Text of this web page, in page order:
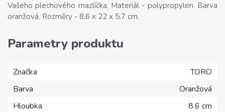
Vašeho plechového mazlíčka. Materiál - polypropylen. Barva
oranžová. Rozměry - 8,6 x 22 x 5,7 cm.
Parametry produktu
Značka
TORO
Barva
Oranžová
Hloubka
8.6 cm